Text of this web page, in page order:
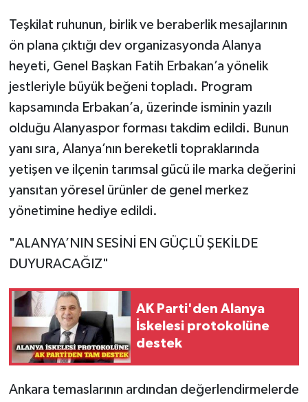
​Teşkilat ruhunun, birlik ve beraberlik mesajlarının
ön plana çıktığı dev organizasyonda Alanya
heyeti, Genel Başkan Fatih Erbakan’a yönelik
jestleriyle büyük beğeni topladı. Program
kapsamında Erbakan’a, üzerinde isminin yazılı
olduğu Alanyaspor forması takdim edildi. Bunun
yanı sıra, Alanya’nın bereketli topraklarında
yetişen ve ilçenin tarımsal gücü ile marka değerini
yansıtan yöresel ürünler de genel merkez
yönetimine hediye edildi.
​"ALANYA’NIN SESİNİ EN GÜÇLÜ ŞEKİLDE
DUYURACAĞIZ"
AK Parti'den Alanya
İskelesi protokolüne
destek
​Ankara temaslarının ardından değerlendirmelerde